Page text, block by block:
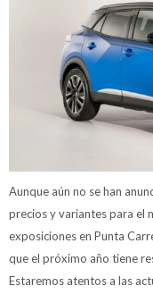
Aunque aún no se han
precios y variantes para el
exposiciones en Punta
que el próximo año tiene
Estaremos atentos a las